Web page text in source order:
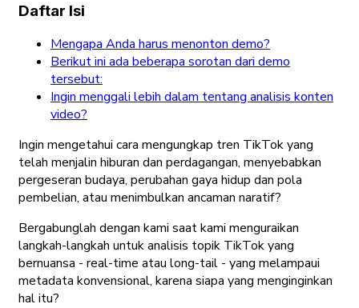
Daftar Isi
Mengapa Anda harus menonton demo?
Berikut ini ada beberapa sorotan dari demo
tersebut:
Ingin menggali lebih dalam tentang analisis konten
video?
Ingin mengetahui cara mengungkap tren TikTok yang
telah menjalin hiburan dan perdagangan, menyebabkan
pergeseran budaya, perubahan gaya hidup dan pola
pembelian, atau menimbulkan ancaman naratif?
Bergabunglah dengan kami saat kami menguraikan
langkah-langkah untuk analisis topik TikTok yang
bernuansa - real-time atau long-tail - yang melampaui
metadata konvensional, karena siapa yang menginginkan
hal itu?